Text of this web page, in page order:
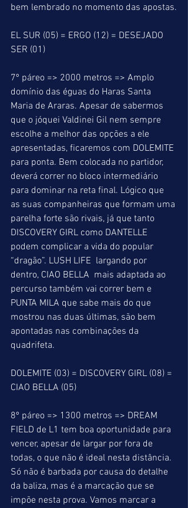
bem lembrado no momento das apostas.
EL SUR (05) = ERGO (12) = DESEJADO
SER (01)
7º páreo => 2000 metros => Amplo
domínio das éguas do Haras Santa
Maria de Araras. Apesar de sabermos
que o jóquei Valdinei Gil nem sempre
escolhe a melhor das opções a ele
apresentadas, ficaremos com DOLEMITE
para ponta. Bem colocada no partidor,
deverá correr no bloco intermediário
para dominar na reta final. Lógico que
as suas companheiras que formam uma
parelha forte são rivais, já que tanto
DISCOVERY GIRL como DANTELLE
podem complicar a vida do popular
“dragão”. LUSH LIFE  largando por
dentro, CIAO BELLA  mais adaptada ao
percurso também vai correr bem e
PUNTA MILA que sabe mais do que
mostrou nas duas últimas, são bem
apontadas nas combinações da
quadrifeta.
DOLEMITE (03) = DISCOVERY GIRL (08) =
CIAO BELLA (05)
8º páreo => 1300 metros => DREAM
FIELD de L1 tem boa oportunidade para
vencer, apesar de largar por fora de
todas, o que não é ideal nesta distância.
Só não é barbada por causa do detalhe
da baliza, mas é a marcação que se
impõe nesta prova. Vamos marcar a